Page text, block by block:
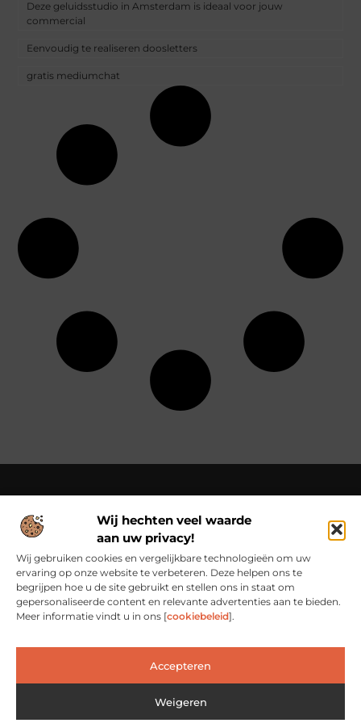
Wij hechten veel waarde
aan uw privacy!
Wij gebruiken cookies en vergelijkbare technologieën om uw
ervaring op onze website te verbeteren. Deze helpen ons te
begrijpen hoe u de site gebruikt en stellen ons in staat om
gepersonaliseerde content en relevante advertenties aan te bieden.
Meer informatie vindt u in ons [cookiebeleid].
Accepteren
Weigeren
Deze geluidsstudio in Amsterdam is ideaal voor jouw
commercial
Eenvoudig te realiseren doosletters
gratis mediumchat
Over Cn-flex
Cn-flex.nl – Altijd in beweging – verhalen voor elke dag.
Ontdek inspirerende blogs en artikelen die het dagelijks leven
in al zijn facetten belichten.
Bericht categorie